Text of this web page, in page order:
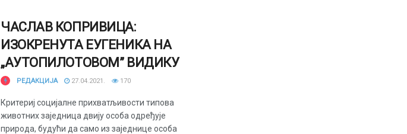
ЧАСЛАВ КОПРИВИЦА:
ИЗОКРЕНУТА ЕУГЕНИКА НА
„АУТОПИЛОТОВОМ” ВИДИКУ
РЕДАКЦИЈА 27.04.2021. 170
Критериј социјалне прихватљивости типова
животних заједница двију особа одређује
природа, будући да само из заједнице особа